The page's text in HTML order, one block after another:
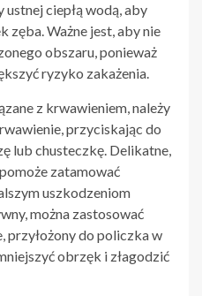
ustnej ciepłą wodą, aby
zęba. Ważne jest, aby nie
obszaru, ponieważ
ryzyko zakażenia.
z krwawieniem, należy
przyciskając do
lub chusteczkę. Delikatne,
zatamować
uszkodzeniom
można zastosować
przyłożony do policzka w
obrzęk i złagodzić